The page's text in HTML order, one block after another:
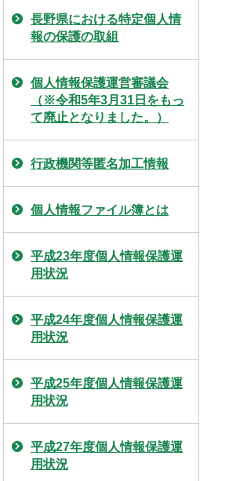
長野県における特定個人情
報の保護の取組
個人情報保護運営審議会
（※令和5年3月31日をもっ
て廃止となりました。）
行政機関等匿名加工情報
個人情報ファイル簿とは
平成23年度個人情報保護運
用状況
平成24年度個人情報保護運
用状況
平成25年度個人情報保護運
用状況
平成27年度個人情報保護運
用状況